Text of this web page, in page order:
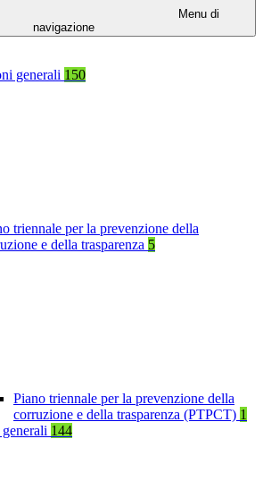
Menu di
navigazione
generali 150
triennale per la prevenzione della
e della trasparenza 5
Piano triennale per la prevenzione della
corruzione e della trasparenza (PTPCT) 1
144